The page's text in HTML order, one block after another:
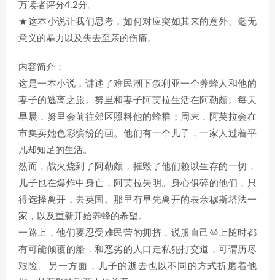
万读者评分4.2分。
★这本小说让我们思考，如何对应突如其来的意外、毫无
意义的暴力以及失去至亲的伤痛。
内容简介：
这是一本小说，讲述了难民潮下叙利亚一个养蜂人和他的
妻子的逃离之旅。努里和妻子阿芙拉生活在阿勒颇。每天
早晨，努里会前往郊区照料他的蜂群；周末，阿芙拉会在
市集卖她色彩缤纷的画。他们有一个儿子，一家人过着平
凡却知足的生活。
然而，战火烧到了阿勒颇，摧毁了他们赖以生存的一切，
儿子也在爆炸中身亡，阿芙拉失明。身心俱碎的他们，只
得选择离开，去英国。那里有早先离开的表亲穆斯塔法一
家，以及重新开始养蜂的希望。
一路上，他们要忍受难民营的拥挤，说服自己坐上随时都
有可能倾覆的船，和恶劣的人口走私犯打交道，可谓历尽
艰险。另一方面，儿子的逝去也以不同的方式折磨着他